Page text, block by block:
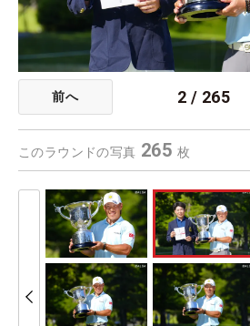
前へ 2 / 265
このラウンドの写真 265 枚